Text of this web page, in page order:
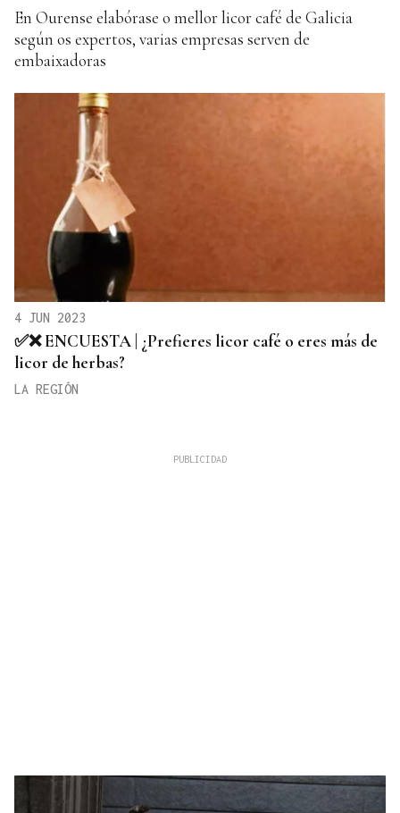
En Ourense elabórase o mellor licor café de Galicia
según os expertos, varias empresas serven de
embaixadoras
4 JUN 2023
✅❌ ENCUESTA | ¿Prefieres licor café o eres más de
licor de herbas?
LA REGIÓN